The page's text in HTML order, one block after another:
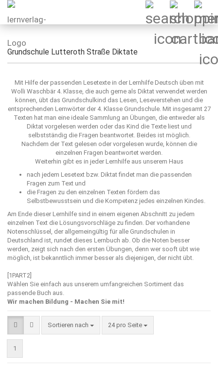
Grundschule Lutteroth Straße Diktate
Mit Hilfe der passenden Lesetexte in der Lernhilfe Deutsch üben mit
Wolli Waschbär 4. Klasse, die auch gerne als Diktat verwendet werden
können, übt das Grundschulkind das Lesen, Leseverstehen und die
entsprechenden Lernwörter der 4. Klasse Grundschule. Mit insgesamt 27
Texten hat man eine ideale Sammlung an Übungen, die entweder als
Diktat vorgelesen werden oder das Kind die Texte liest und
selbstständig die Fragen beantwortet. Beides ist möglich.
Nachdem der Text gelesen oder vorgelesen wurde, können die
einzelnen Fragen beantwortet werden.
Weiterhin gibt es in jeder Lernhilfe aus unserem Haus
nach jedem Lesetext bzw. Diktat findet man die passenden
Fragen zum Text und
die Fragen zu den einzelnen Texten fördern das
Selbstbewusstsein und die Kompetenz jedes einzelnen Kindes.
Am Ende dieser Lernhilfe sind in einem eigenen Abschnitt zu jedem
einzelnen Text die Lösungsvorschläge zu finden. Der vorhandene
Notenschlüssel, der allgemeingültig für alle Grundschulen in
Deutschland ist, rundet dieses Lernbuch ab. Ob die Noten besser
werden, zeigt sich nach den ersten Übungen, denn wer sooft übt wie
möglich, ist bekanntlich immer besser als diejenigen, der nicht übt.
[1PART2]
Wählen Sie einfach aus unserem umfangreichen Sortiment das
passende Buch aus.
Wir machen Bildung - Machen Sie mit!
Sortieren nach
Sortieren nach 24 pro Seite
pro Seite
1